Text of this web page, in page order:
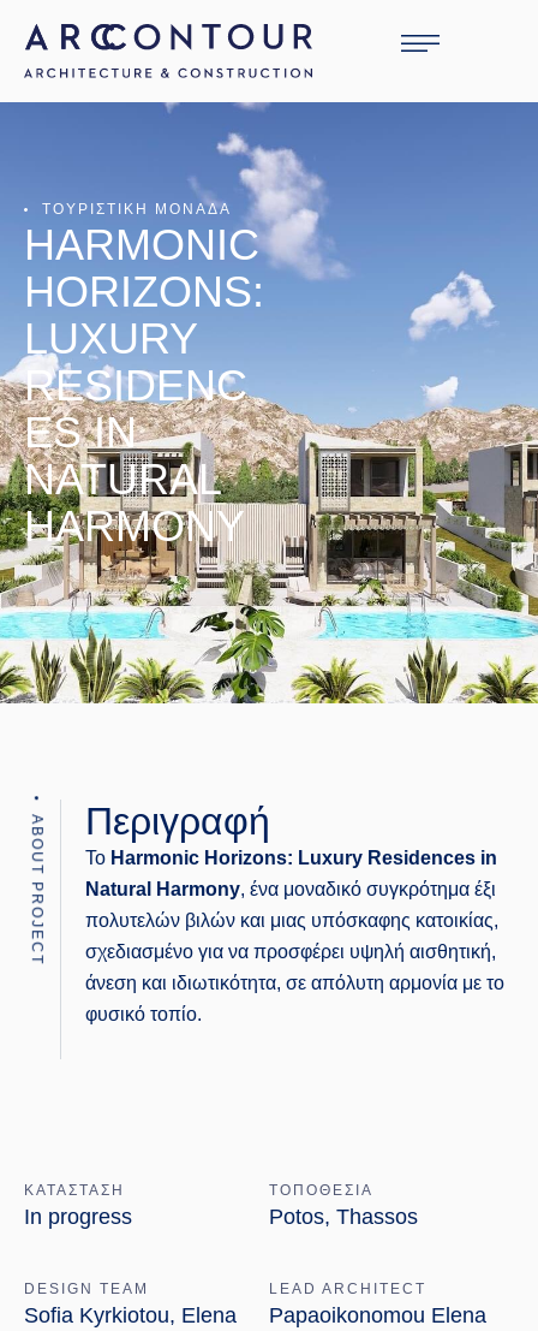
ΤΟΥΡΙΣΤΙΚΗ ΜΟΝΑΔΑ
HARMONIC
HORIZONS:
LUXURY
RESIDENC
ES IN
NATURAL
HARMONY
ABOUT PROJECT Περιγραφή
To Harmonic Horizons: Luxury Residences in
Natural Harmony, ένα μοναδικό συγκρότημα έξι
πολυτελών βιλών και μιας υπόσκαφης κατοικίας,
σχεδιασμένο για να προσφέρει υψηλή αισθητική,
άνεση και ιδιωτικότητα, σε απόλυτη αρμονία με το
φυσικό τοπίο.
ΚΑΤΑΣΤΑΣΗ
In progress
ΤΟΠΟΘΕΣΙΑ
Potos, Thassos
DESIGN TEAM
Sofia Kyrkiotou, Elena
LEAD ARCHITECT
Papaoikonomou Elena